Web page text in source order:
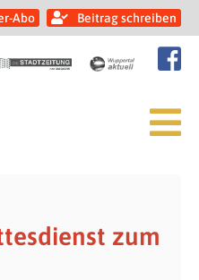
Abo Beitrag schreiben
zum